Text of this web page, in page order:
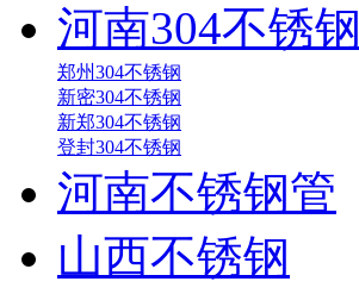
河南304不锈钢
郑州304不锈钢
新密304不锈钢
新郑304不锈钢
登封304不锈钢
河南不锈钢管
山西不锈钢